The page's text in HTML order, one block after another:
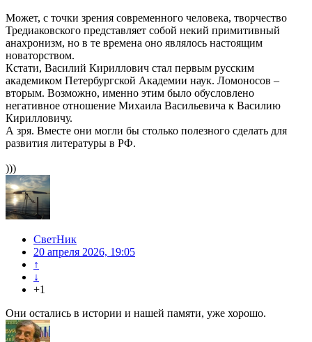
Может, с точки зрения современного человека, творчество
Тредиаковского представляет собой некий примитивный
анахронизм, но в те времена оно являлось настоящим
новаторством.
Кстати, Василий Кириллович стал первым русским
академиком Петербургской Академии наук. Ломоносов –
вторым. Возможно, именно этим было обусловлено
негативное отношение Михаила Васильевича к Василию
Кирилловичу.
А зря. Вместе они могли бы столько полезного сделать для
развития литературы в РФ.
)))
СветНик
20 апреля 2026, 19:05
↑
↓
+1
Они остались в истории и нашей памяти, уже хорошо.